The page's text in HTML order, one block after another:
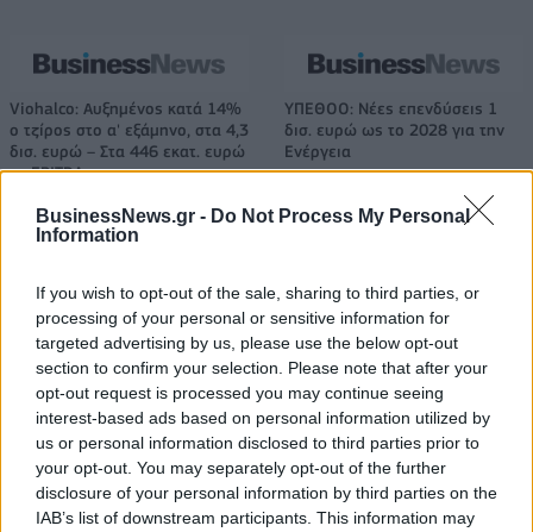
BusinessNews.gr - Do Not Process My Personal
Information
If you wish to opt-out of the sale, sharing to third parties, or
processing of your personal or sensitive information for
targeted advertising by us, please use the below opt-out
section to confirm your selection. Please note that after your
opt-out request is processed you may continue seeing
interest-based ads based on personal information utilized by
us or personal information disclosed to third parties prior to
your opt-out. You may separately opt-out of the further
disclosure of your personal information by third parties on the
IAB’s list of downstream participants. This information may
Viohalco: Αυξημένος κατά 14%
ο τζίρος στο α' εξάμηνο, στα 4,3
δισ. ευρώ – Στα 446 εκατ. ευρώ
τα EBITDA
ΥΠΕΘΟΟ: Νέες επενδύσεις 1
δισ. ευρώ ως το 2028 για την
Ενέργεια
VW: Η δύσκολη εξίσωση της
αναδιάρθρωσης
Alpha Bank: Για πρώτη φορά το
Αρχαίο Θέατρο Επιδαύρου
άνοιξε τις πύλες του σε όλους
ESG Report 2025: Πώς η ΑΒ Βασιλόπουλος μετατρέπει τη
βιωσιμότητα σε καθημερινή πράξη